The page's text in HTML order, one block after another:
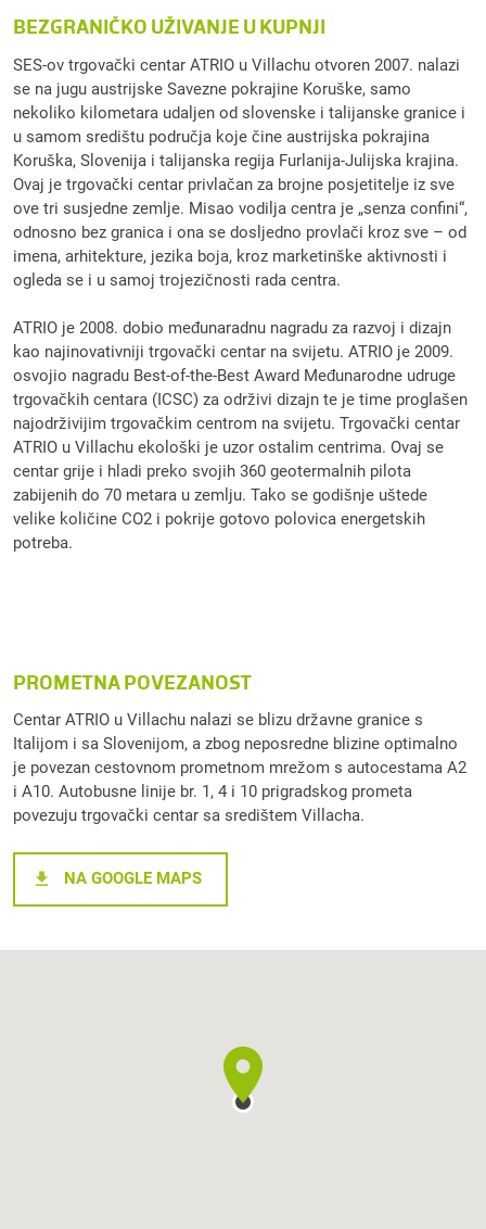
BEZGRANIČKO UŽIVANJE U KUPNJI
SES-ov trgovački centar ATRIO u Villachu otvoren 2007. nalazi
se na jugu austrijske Savezne pokrajine Koruške, samo
nekoliko kilometara udaljen od slovenske i talijanske granice i
u samom središtu područja koje čine austrijska pokrajina
Koruška, Slovenija i talijanska regija Furlanija-Julijska krajina.
Ovaj je trgovački centar privlačan za brojne posjetitelje iz sve
ove tri susjedne zemlje. Misao vodilja centra je „senza confini“,
odnosno bez granica i ona se dosljedno provlači kroz sve – od
imena, arhitekture, jezika boja, kroz marketinške aktivnosti i
ogleda se i u samoj trojezičnosti rada centra.
ATRIO je 2008. dobio međunaradnu nagradu za razvoj i dizajn
kao najinovativniji trgovački centar na svijetu. ATRIO je 2009.
osvojio nagradu Best-of-the-Best Award Međunarodne udruge
trgovačkih centara (ICSC) za održivi dizajn te je time proglašen
najodrživijim trgovačkim centrom na svijetu. Trgovački centar
ATRIO u Villachu ekološki je uzor ostalim centrima. Ovaj se
centar grije i hladi preko svojih 360 geotermalnih pilota
zabijenih do 70 metara u zemlju. Tako se godišnje uštede
velike količine CO2 i pokrije gotovo polovica energetskih
potreba.
PROMETNA POVEZANOST
Centar ATRIO u Villachu nalazi se blizu državne granice s
Italijom i sa Slovenijom, a zbog neposredne blizine optimalno
je povezan cestovnom prometnom mrežom s autocestama A2
i A10. Autobusne linije br. 1, 4 i 10 prigradskog prometa
povezuju trgovački centar sa središtem Villacha.
NA GOOGLE MAPS